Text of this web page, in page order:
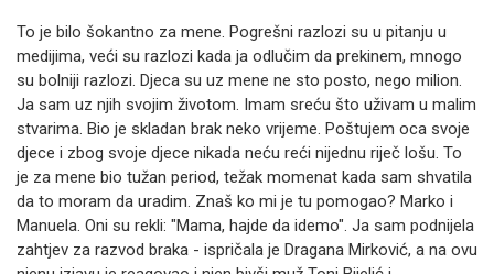
To je bilo šokantno za mene. Pogrešni razlozi su u pitanju u
medijima, veći su razlozi kada ja odlučim da prekinem, mnogo
su bolniji razlozi. Djeca su uz mene ne sto posto, nego milion.
Ja sam uz njih svojim životom. Imam sreću što uživam u malim
stvarima. Bio je skladan brak neko vrijeme. Poštujem oca svoje
djece i zbog svoje djece nikada neću reći nijednu riječ lošu. To
je za mene bio tužan period, težak momenat kada sam shvatila
da to moram da uradim. Znaš ko mi je tu pomogao? Marko i
Manuela. Oni su rekli: "Mama, hajde da idemo". Ja sam podnijela
zahtjev za razvod braka - ispričala je Dragana Mirković, a na ovu